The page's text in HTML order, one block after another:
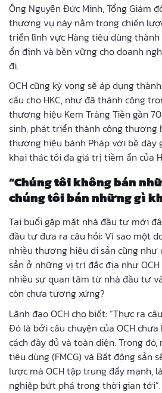
Ông Nguyễn Đức Minh, Tổng Giám
thương vụ này nằm trong chiến
triển lĩnh vực Hàng tiêu dùng
ổn định và bền vững cho doanh
đi.
OCH cũng kỳ vọng sẽ áp dụng
cấu cho HKC, như đã thành công
thương hiệu Kem Tràng Tiền gần
sinh, phát triển thành công thương
thương hiệu bánh Pháp với bề dày
khai thác tối đa giá trị tiềm ẩn của
“Chúng tôi không bán
chúng tôi bán những gì
Tại buổi gặp mặt nhà đầu tư mới
đầu tư đưa ra câu hỏi: Vì sao một
nhiều thương hiệu di sản cũng như
sản ở những vị trí đắc địa như
nhiều sự quan tâm từ nhà đầu tư
còn chưa tương xứng?
Lãnh đạo OCH cho biết: “Thực ra
Đó là bởi câu chuyện của OCH
cách đầy đủ và toàn diện. Trong
tiêu dùng (FMCG) và Bất động sản
lược mà OCH tập trung đẩy mạnh,
nghiệp bứt phá trong thời gian tới”.